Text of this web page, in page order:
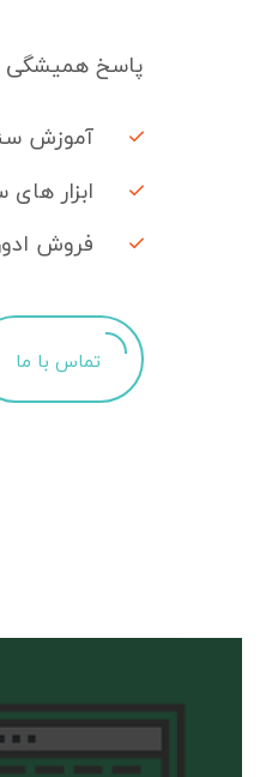
پاسخ همیشگی
آموزش
ابزار
فروش
تماس با ما